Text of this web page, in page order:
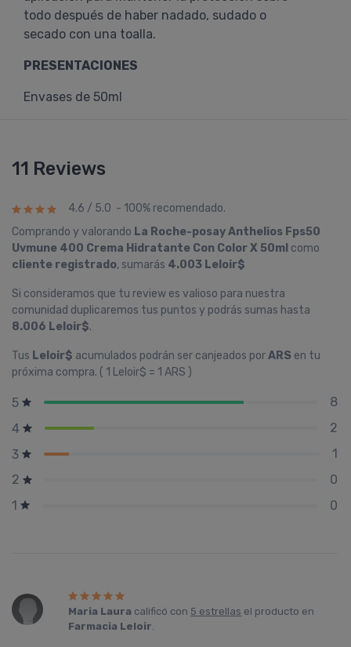
todo después de haber nadado, sudado o
secado con una toalla.
PRESENTACIONES
Envases de 50ml
11 Reviews
4.6 / 5.0 - 100% recomendado.
Comprando y valorando La Roche-posay Anthelios Fps50
Uvmune 400 Crema Hidratante Con Color X 50ml como
cliente registrado, sumarás 4.003 Leloir$
Si consideramos que tu review es valioso para nuestra
comunidad duplicaremos tus puntos y podrás sumas hasta
8.006 Leloir$.
Tus Leloir$ acumulados podrán ser canjeados porARS en tu
próxima compra. ( 1 Leloir$ = 1 ARS )
5
8
4
2
3
1
2
0
1
0
Maria Laura calificó con 5 estrellas el producto en
Farmacia Leloir.